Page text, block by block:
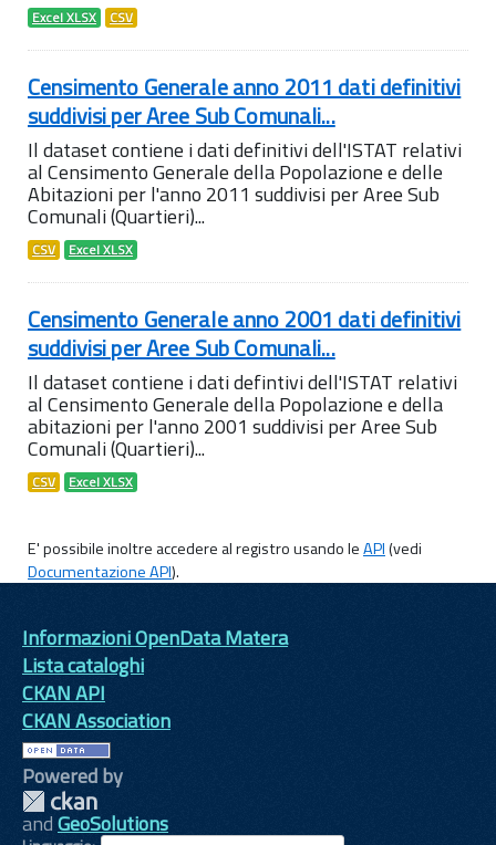
Excel XLSX CSV
Censimento Generale anno 2011 dati definitivi
suddivisi per Aree Sub Comunali...
Il dataset contiene i dati definitivi dell'ISTAT relativi
al Censimento Generale della Popolazione e delle
Abitazioni per l'anno 2011 suddivisi per Aree Sub
Comunali (Quartieri)...
CSV Excel XLSX
Censimento Generale anno 2001 dati definitivi
suddivisi per Aree Sub Comunali...
Il dataset contiene i dati defintivi dell'ISTAT relativi
al Censimento Generale della Popolazione e della
abitazioni per l'anno 2001 suddivisi per Aree Sub
Comunali (Quartieri)...
CSV Excel XLSX
E' possibile inoltre accedere al registro usando leAPI(vedi
Documentazione API).
Informazioni OpenData Matera
Lista cataloghi
CKAN API
CKAN Association
Powered by
andGeoSolutions